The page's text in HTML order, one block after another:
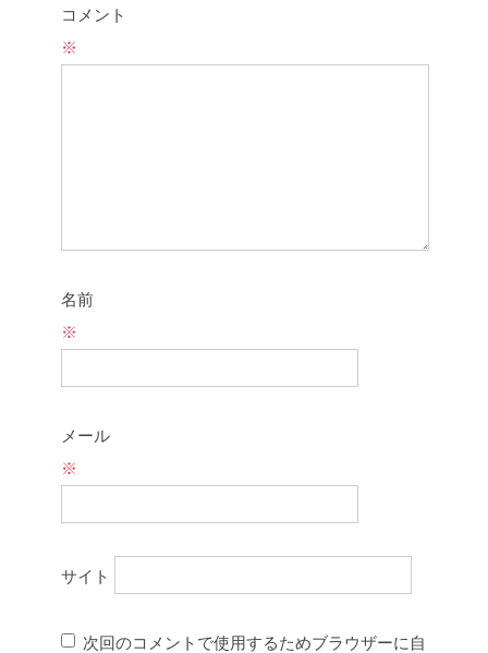
コメント
※
名前
※
メール
※
サイト
次回のコメントで使用するためブラウザーに自